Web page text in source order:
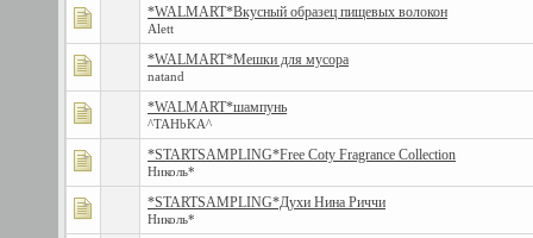
*WALMART*Вкусный образец пищевых волокон
Alett
*WALMART*Мешки для мусора
natand
*WALMART*шампунь
^TAHbKA^
*STARTSAMPLING*Free Coty Fragrance Collection
Николь*
*STARTSAMPLING*Духи Нина Риччи
Николь*